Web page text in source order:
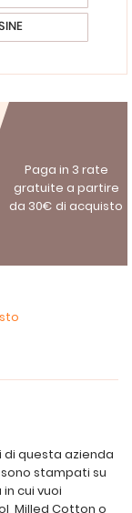
Paga in 3 rate
gratuite a partire
da 30€ di acquisto
di questa azienda
stampati su
cui vuoi
Milled Cotton o